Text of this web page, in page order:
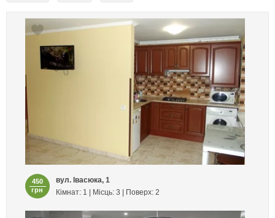
450
грн
вул. Івасюка, 1
Кімнат: 1 | Місць: 3 | Поверх: 2